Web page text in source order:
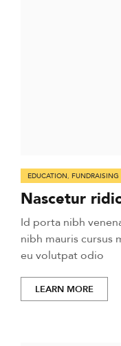
EDUCATION, FUNDRAISING
Nascetur
Id porta nibh
nibh mauris cursus
eu volutpat odio
LEARN MORE